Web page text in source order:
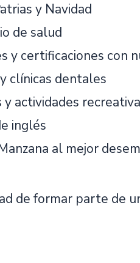
y Navidad
de salud
y certificaciones con
clínicas dentales
actividades
inglés
al mejor
de formar parte de